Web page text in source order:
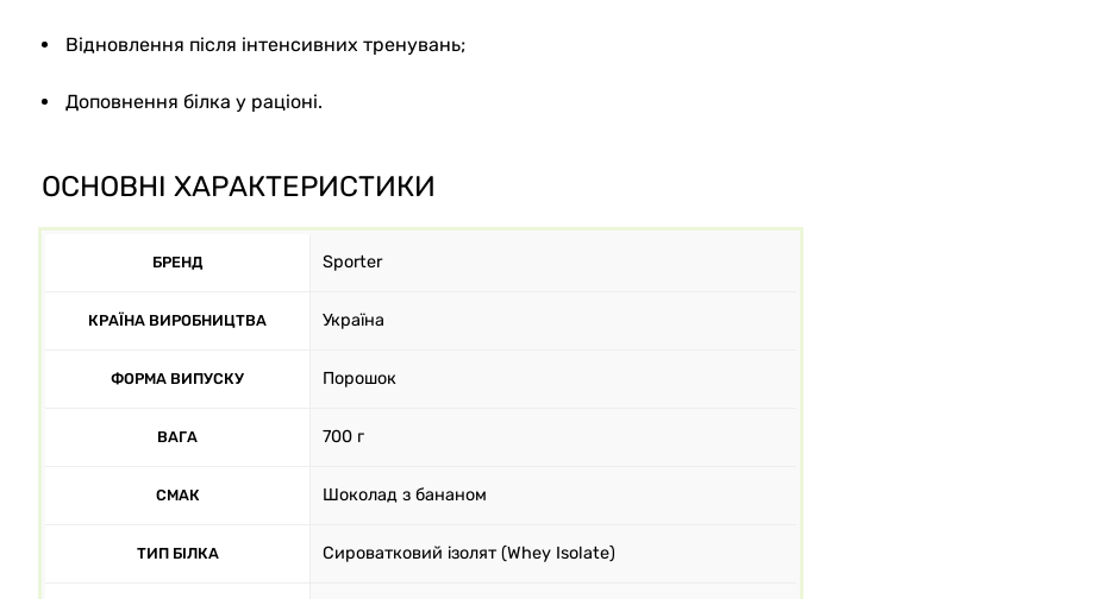
Відновлення після інтенсивних тренувань;
Доповнення білка у раціоні.
ОСНОВНІ ХАРАКТЕРИСТИКИ
БРЕНД Sporter
КРАЇНА ВИРОБНИЦТВА Україна
ФОРМА ВИПУСКУ Порошок
ВАГА 700 г
СМАК Шоколад з бананом
ТИП БІЛКА Сироватковий ізолят (Whey Isolate)